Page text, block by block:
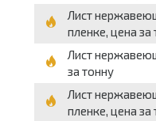
Лист
пленке, цена за
Лист
за тонну
Лист
пленке, цена за